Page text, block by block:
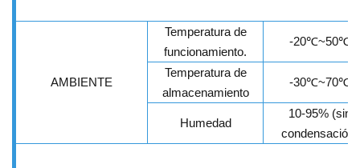
AMBIENTE
Temperatura de
funcionamiento.
-20℃~50℃
Temperatura de
almacenamiento
-30℃~70℃
Humedad
10-95% (sin
condensación)